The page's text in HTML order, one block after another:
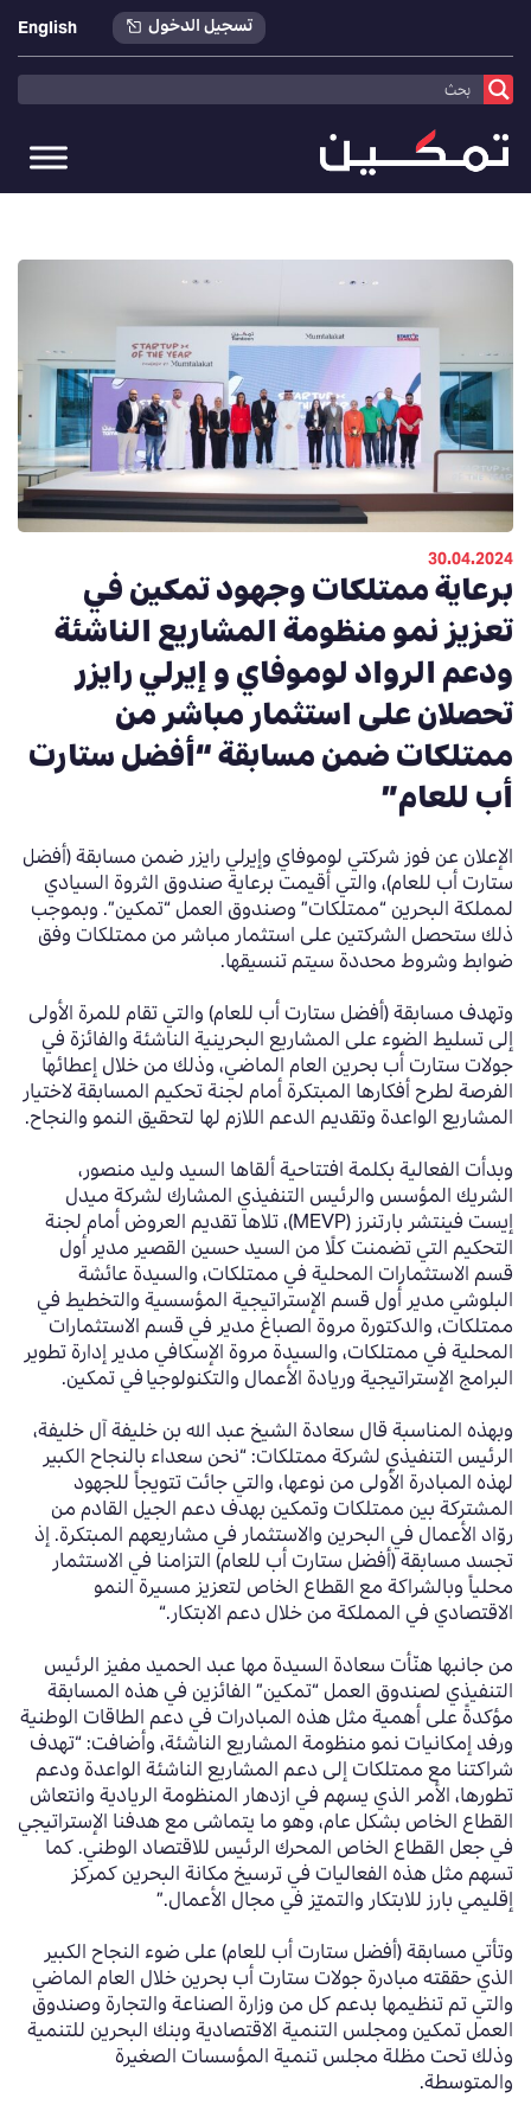
تسجيل الدخول English
تمكين>أخبارنا>
30.04.2024
برعاية ممتلكات وجهود تمكين في
تعزيز نمو منظومة المشاريع الناشئة
ودعم الرواد لوموفاي و إيرلي رايزر
تحصلان على استثمار مباشر من
ممتلكات ضمن مسابقة “أفضل ستارت
أب للعام”
الإعلان عن فوزشركتيلوموفايوإيرلي رايزرضمن مسابقة(أفضل
ستارت أب للعام)،والتي أقيمت برعاية صندوق الثروة السيادي
لمملكة البحرين “ممتلكات” وصندوق العمل “تمكين”.وبموجب
ذلك ستحصل الشركتين على استثمار مباشر من ممتلكاتوفق
ضوابط وشروط محددة سيتم تنسيقها.
وتهدف مسابقة (أفضل ستارت أب للعام) والتي تقام للمرة الأولى
إلى تسليط الضوء على المشاريع البحرينية الناشئةوالفائزة في
جولات ستارت أب بحرين العام الماضي،وذلك من خلال إعطائها
الفرصةلطرح أفكارها المبتكرة أمام لجنة تحكيم المسابقةلاختيار
المشاريع الواعدة وتقديم الدعم اللازم لهالتحقيق النمو والنجاح.
وبدأت الفعالية بكلمة افتتاحية ألقاهاالسيد وليد منصور،
الشريك المؤسس والرئيس التنفيذي المشارك لشركة ميدل
إيست فينتشر بارتنرز(MEVP)، تلاها تقديم العروض أمام لجنة
التحكيم التي تضمنت كلًا من السيد حسين القصير مديرأول
قسم الاستثمارات المحلية في ممتلكات،والسيدة عائشة
البلوشي مدير أول قسم الإستراتيجية المؤسسية والتخطيط في
ممتلكات،والدكتورةمروة الصباغ مدير في قسم الاستثمارات
المحليةفي ممتلكات،والسيدة مروة الإسكافي مدير إدارة تطوير
البرامج الإستراتيجية وريادة الأعمال والتكنولوجيا في تمكين.
وبهذه المناسبة قال سعادة الشيخ عبد الله بن خليفة آل خليفة،
الرئيس التنفيذي لشركة ممتلكات:“نحن سعداء بالنجاح الكبير
لهذه المبادرة الأولى من نوعها،والتي جائت تتويجاًللجهود
المشتركة بين ممتلكات وتمكينبهدف دعم الجيل القادم من
روّاد الأعمال في البحرين والاستثمار في مشاريعهم المبتكرة.إذ
تجسد مسابقة(أفضل ستارت أب للعام)التزامنا في الاستثمار
محلياًوبالشراكة مع القطاع الخاص لتعزيز مسيرة النمو
الاقتصادي في المملكة من خلال دعم الابتكار.“
من جانبها هنّأت سعادة السيدة مها عبد الحميد مفيز الرئيس
التنفيذي لصندوق العمل“تمكين”الفائزين في هذه المسابقة
مؤكدةً على أهمية مثل هذه المبادرات في دعم الطاقات الوطنية
ورفد إمكانيات نمو منظومةالمشاريع الناشئة،وأضافت: “تهدف
شراكتنا مع ممتلكات إلى دعم المشاريع الناشئة الواعدة ودعم
تطورها، الأمر الذي يسهم في ازدهار المنظومة الريادية وانتعاش
القطاع الخاص بشكل عام، وهو ما يتماشى مع هدفنا الإستراتيجي
في جعل القطاع الخاص المحرك الرئيس للاقتصاد الوطني.كما
تسهم مثل هذه الفعاليات في ترسيخ مكانة البحرين كمركز
إقليمي بارز للابتكار والتميّز فيمجال الأعمال.”
وتأتي مسابقة(أفضل ستارت أب للعام)على ضوء النجاح الكبير
الذي حققته مبادرة جولات ستارت أب بحرين خلال العام الماضي
والتي تم تنظيمها بدعم كل من وزارة الصناعة والتجارة وصندوق
العمل تمكين ومجلس التنمية الاقتصادية وبنك البحرين للتنمية
وذلك تحت مظلة مجلس تنمية المؤسسات الصغيرة
والمتوسطة.